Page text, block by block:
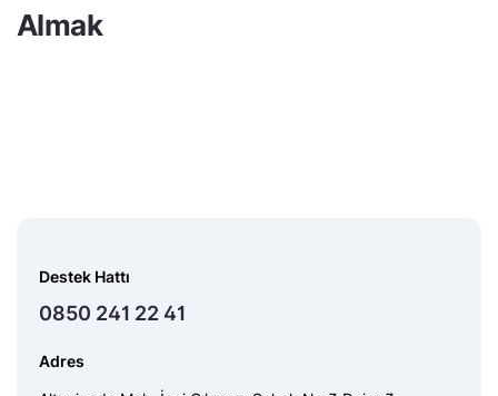
Almak
Destek Hattı
0850 241 22 41
Adres